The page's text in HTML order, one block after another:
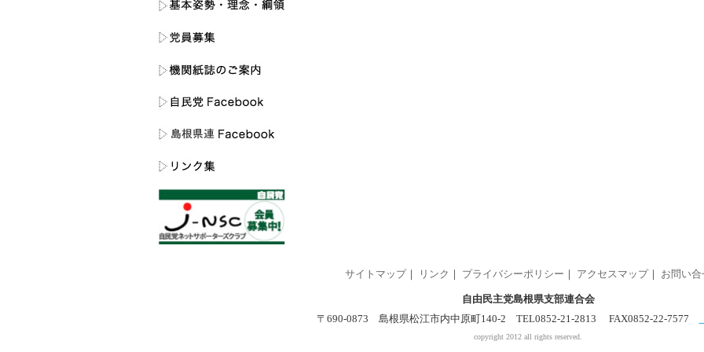
サイトマップ｜ リンク プライバシーポリシー アクセスマップ｜ お問い合
自由民主党島根県支部連合会
〒690-0873 島根県松江市内中原町140-2 TEL0852-21-2813 FAX0852-22-7577
copyright 2012 all rights reserved.